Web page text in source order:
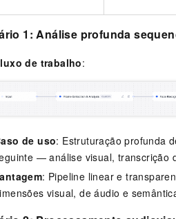
1: Análise profunda
de trabalho:
de uso: Estruturação profunda
— análise visual, transcrição
: Pipeline linear e
visual, de áudio e